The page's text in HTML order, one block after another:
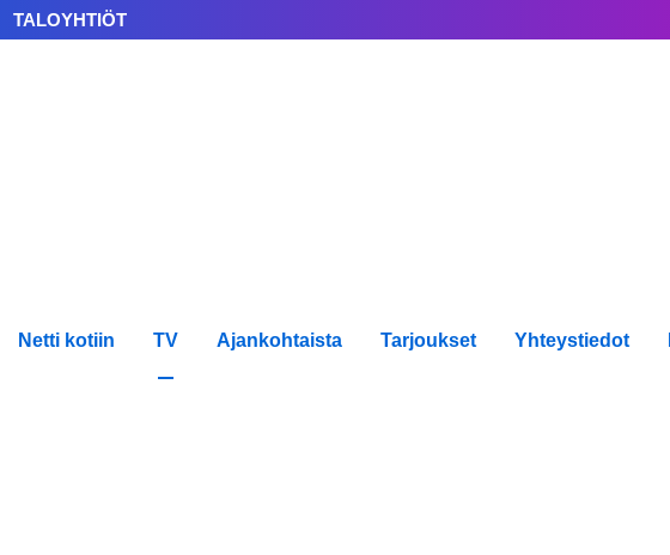
TALOYHTIÖT
Netti kotiin TV Ajankohtaista Tarjoukset Yhteystiedot
Katsomo+